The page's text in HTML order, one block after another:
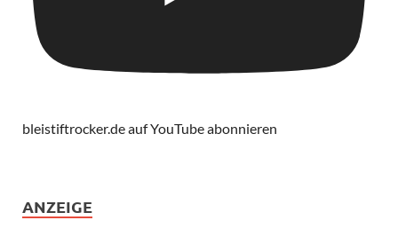
bleistiftrocker.de auf YouTube abonnieren
ANZEIGE